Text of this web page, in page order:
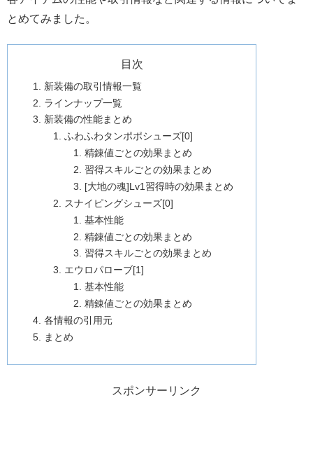
とめてみました。
目次
新装備の取引情報一覧
ラインナップ一覧
新装備の性能まとめ
ふわふわタンポポシューズ[0]
精錬値ごとの効果まとめ
習得スキルごとの効果まとめ
[大地の魂]Lv1習得時の効果まとめ
スナイピングシューズ[0]
基本性能
精錬値ごとの効果まとめ
習得スキルごとの効果まとめ
エウロパローブ[1]
基本性能
精錬値ごとの効果まとめ
各情報の引用元
まとめ
スポンサーリンク